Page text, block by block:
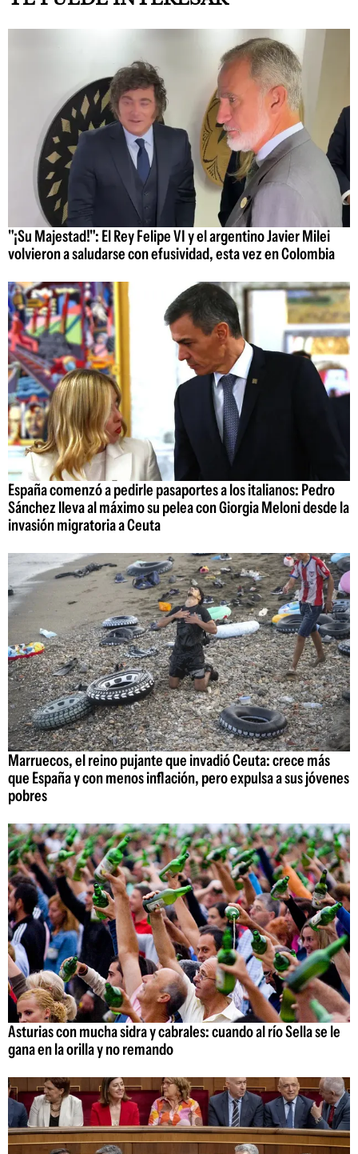
"¡Su Majestad!": El Rey Felipe VI y el argentino Javier Milei
volvieron a saludarse con efusividad, esta vez en Colombia
España comenzó a pedirle pasaportes a los italianos: Pedro
Sánchez lleva al máximo su pelea con Giorgia Meloni desde la
invasión migratoria a Ceuta
Marruecos, el reino pujante que invadió Ceuta: crece más
que España y con menos inflación, pero expulsa a sus jóvenes
pobres
Asturias con mucha sidra y cabrales: cuando al río Sella se le
gana en la orilla y no remando